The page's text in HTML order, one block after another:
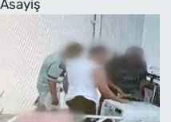
Asayiş